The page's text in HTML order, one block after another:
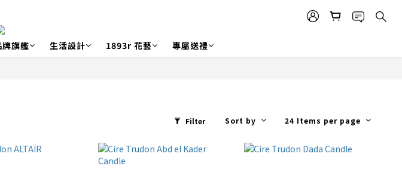
牌旗艦 生活設計 1893r 花藝 專屬送禮
Filter Sort by 24 Items per page